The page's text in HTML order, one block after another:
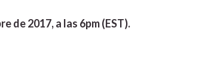
de 2017, a las 6pm (EST).